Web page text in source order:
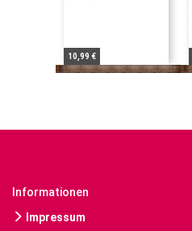
10,99 €
Informationen
Impressum